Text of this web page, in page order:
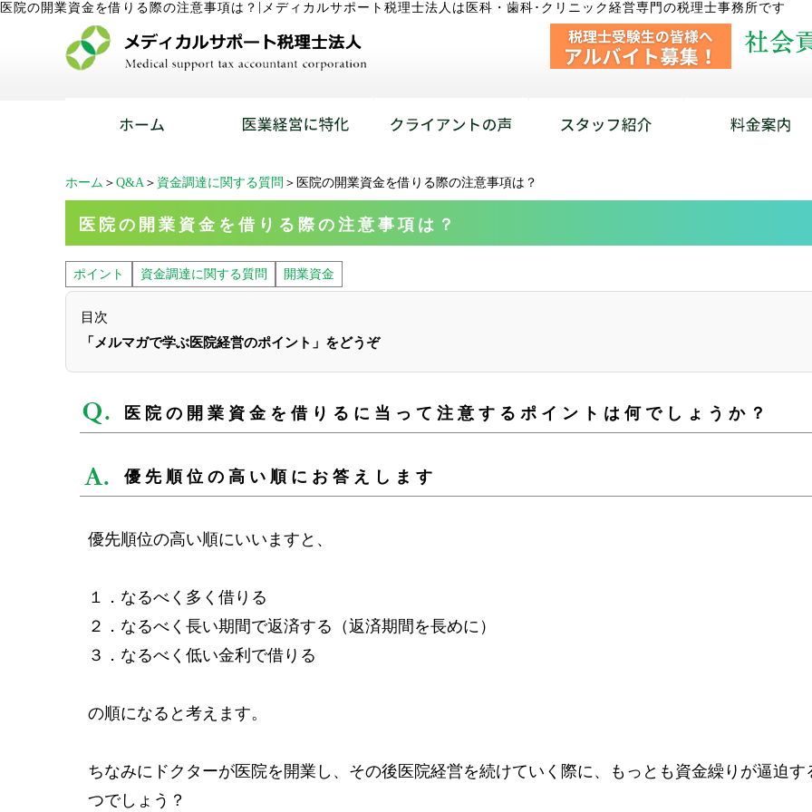
医院の開業資金を借りる際の注意事項は？ メディカルサポート税理士法人は医科・歯科･クリニック経営専門の税理士事務所です
ホーム ＞ Q&A ＞ 資金調達に関する質問 ＞医院の開業資金を借りる際の注意事項は？
医院の開業資金を借りる際の注意事項は？
ポイント 資金調達に関する質問 開業資金
目次
「メルマガで学ぶ医院経営のポイント」をどうぞ
医院の開業資金を借りるに当って注意するポイントは何でしょうか？
優先順位の高い順にお答えします
優先順位の高い順にいいますと、
１．なるべく多く借りる
２．なるべく長い期間で返済する（返済期間を長めに）
３．なるべく低い金利で借りる
の順になると考えます。
ちなみにドクターが医院を開業し、その後医院経営を続けていく際に、もっとも資金繰りが逼迫す
つでしょう？